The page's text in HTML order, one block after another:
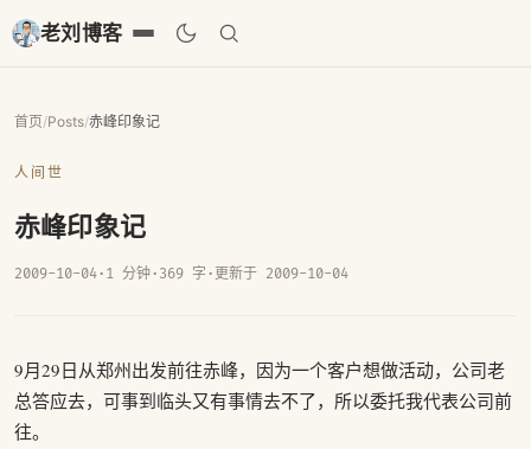
老刘博客
首页/Posts/赤峰印象记
人间世
赤峰印象记
2009-10-04· 1 分钟· 369 字 · 更新于 2009-10-04
9月29日从郑州出发前往赤峰，因为一个客户想做活动，公司老
总答应去，可事到临头又有事情去不了，所以委托我代表公司前
往。